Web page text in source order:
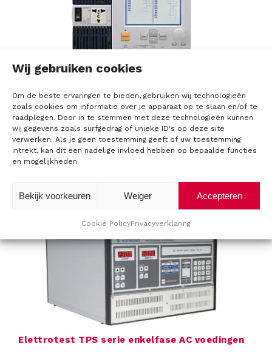
Wij gebruiken cookies
Om de beste ervaringen te bieden, gebruiken wij technologieën
zoals cookies om informatie over je apparaat op te slaan en/of te
raadplegen. Door in te stemmen met deze technologieën kunnen
wij gegevens zoals surfgedrag of unieke ID's op deze site
verwerken. Als je geen toestemming geeft of uw toestemming
intrekt, kan dit een nadelige invloed hebben op bepaalde functies
en mogelijkheden.
Accepteren
Weiger
Bekijk voorkeuren
Cookie PolicyPrivacyverklaring
NF EC serie enkelfase AC voedingen
Elettrotest TPS serie enkelfase AC voedingen